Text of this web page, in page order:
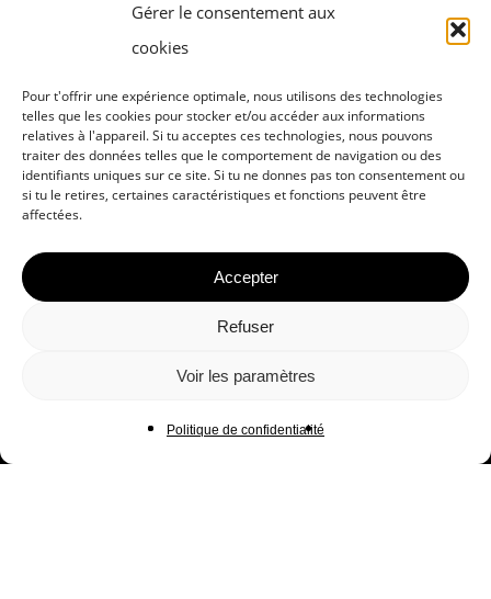
Gérer le consentement aux
cookies
Pour t'offrir une expérience optimale, nous utilisons des technologies
telles que les cookies pour stocker et/ou accéder aux informations
relatives à l'appareil. Si tu acceptes ces technologies, nous pouvons
traiter des données telles que le comportement de navigation ou des
identifiants uniques sur ce site. Si tu ne donnes pas ton consentement ou
si tu le retires, certaines caractéristiques et fonctions peuvent être
affectées.
Accepter
Refuser
Voir les paramètres
Politique de confidentialité
Recent Comments
Aucun commentaire à afficher.
Adresse
RESEAU PSY – PSYCHESCH HËLLEF